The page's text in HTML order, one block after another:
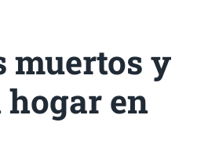
muertos y
en